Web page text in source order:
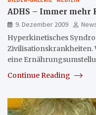
ADHS – Immer mehr
9. Dezember 2009
Hyperkinetisches
Zivilisationskrankheiten.
eine
Continue Reading